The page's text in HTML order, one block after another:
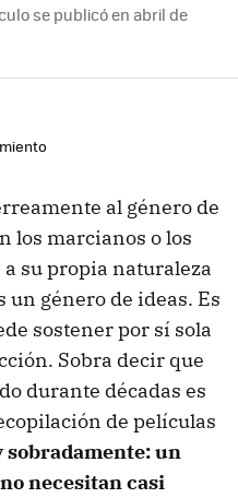
se publicó en abril de
al género de
los marcianos o los
su propia naturaleza
un género de ideas. Es
sostener por sí sola
Sobra decir que
durante décadas es
de películas
un
necesitan casi